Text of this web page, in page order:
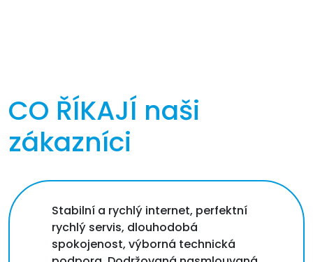
CO ŘÍKAJÍ naši
zákazníci
Stabilní a rychlý internet, perfektní
rychlý servis, dlouhodobá
spokojenost, výborná technická